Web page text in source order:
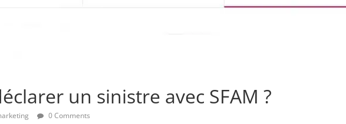
un sinistre avec SFAM ?
0 Comments